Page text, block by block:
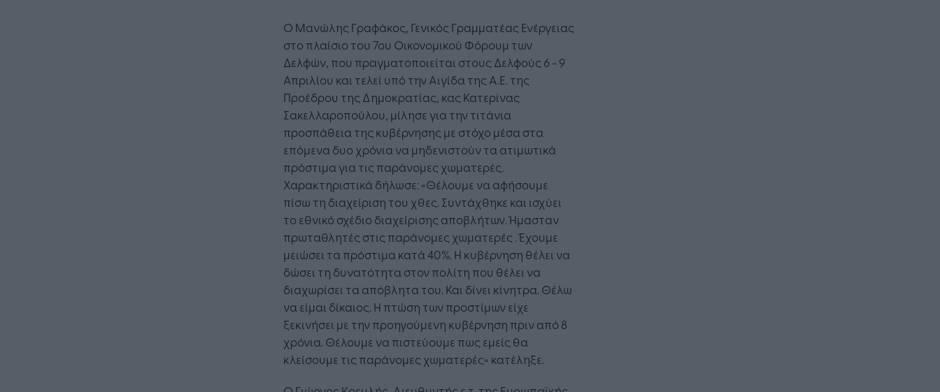
Ο Μανώλης Γραφάκος, Γενικός Γραμματέας Ενέργειας
στο πλαίσιο του 7ου Οικονομικού Φόρουμ των
Δελφών, που πραγματοποιείται στους Δελφούς 6 - 9
Απριλίου και τελεί υπό την Αιγίδα της Α.Ε. της
Προέδρου της Δημοκρατίας, κας Κατερίνας
Σακελλαροπούλου, μίλησε για την τιτάνια
προσπάθεια της κυβέρνησης με στόχο μέσα στα
επόμενα δυο χρόνια να μηδενιστούν τα ατιμωτικά
πρόστιμα για τις παράνομες χωματερές.
Χαρακτηριστικά δήλωσε: «Θέλουμε να αφήσουμε
πίσω τη διαχείριση του χθες. Συντάχθηκε και ισχύει
το εθνικό σχέδιο διαχείρισης αποβλήτων. Ήμασταν
πρωταθλητές στις παράνομες χωματερές . Έχουμε
μειώσει τα πρόστιμα κατά 40%. Η κυβέρνηση θέλει να
δώσει τη δυνατότητα στον πολίτη που θέλει να
διαχωρίσει τα απόβλητα του. Και δίνει κίνητρα. Θέλω
να είμαι δίκαιος. Η πτώση των προστίμων είχε
ξεκινήσει με την προηγούμενη κυβέρνηση πριν από 8
χρόνια. Θέλουμε να πιστεύουμε πως εμείς θα
κλείσουμε τις παράνομες χωματερές» κατέληξε.